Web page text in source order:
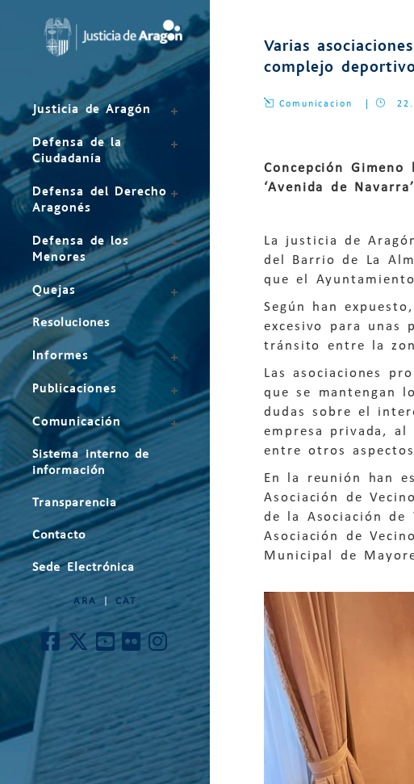
Justicia de Aragón
Defensa de la
Ciudadanía
Defensa del Derecho
Aragonés
Defensa de los
Menores
Quejas
Resoluciones
Informes
Publicaciones
Comunicación
Sistema interno de
información
Transparencia
Contacto
Sede Electrónica
ARA CAT
Varias
complejo
Comunicacion
Concepción Gimeno
‘Avenida de
La justicia de
del Barrio de La
que el
Según han
excesivo para unas
tránsito entre la
Las asociaciones
que se mantengan
dudas sobre el
empresa privada,
entre otros
En la reunión han
Asociación de
de la Asociación de
Asociación de
Municipal de